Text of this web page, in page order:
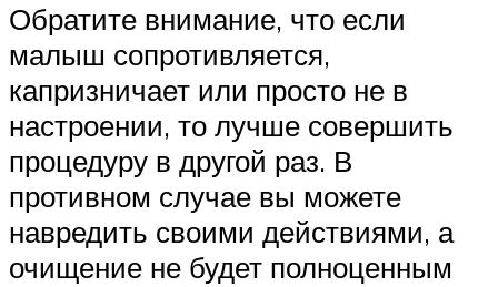
Обратите внимание, что если
малыш сопротивляется,
капризничает или просто не в
настроении, то лучше совершить
процедуру в другой раз. В
противном случае вы можете
навредить своими действиями, а
очищение не будет полноценным